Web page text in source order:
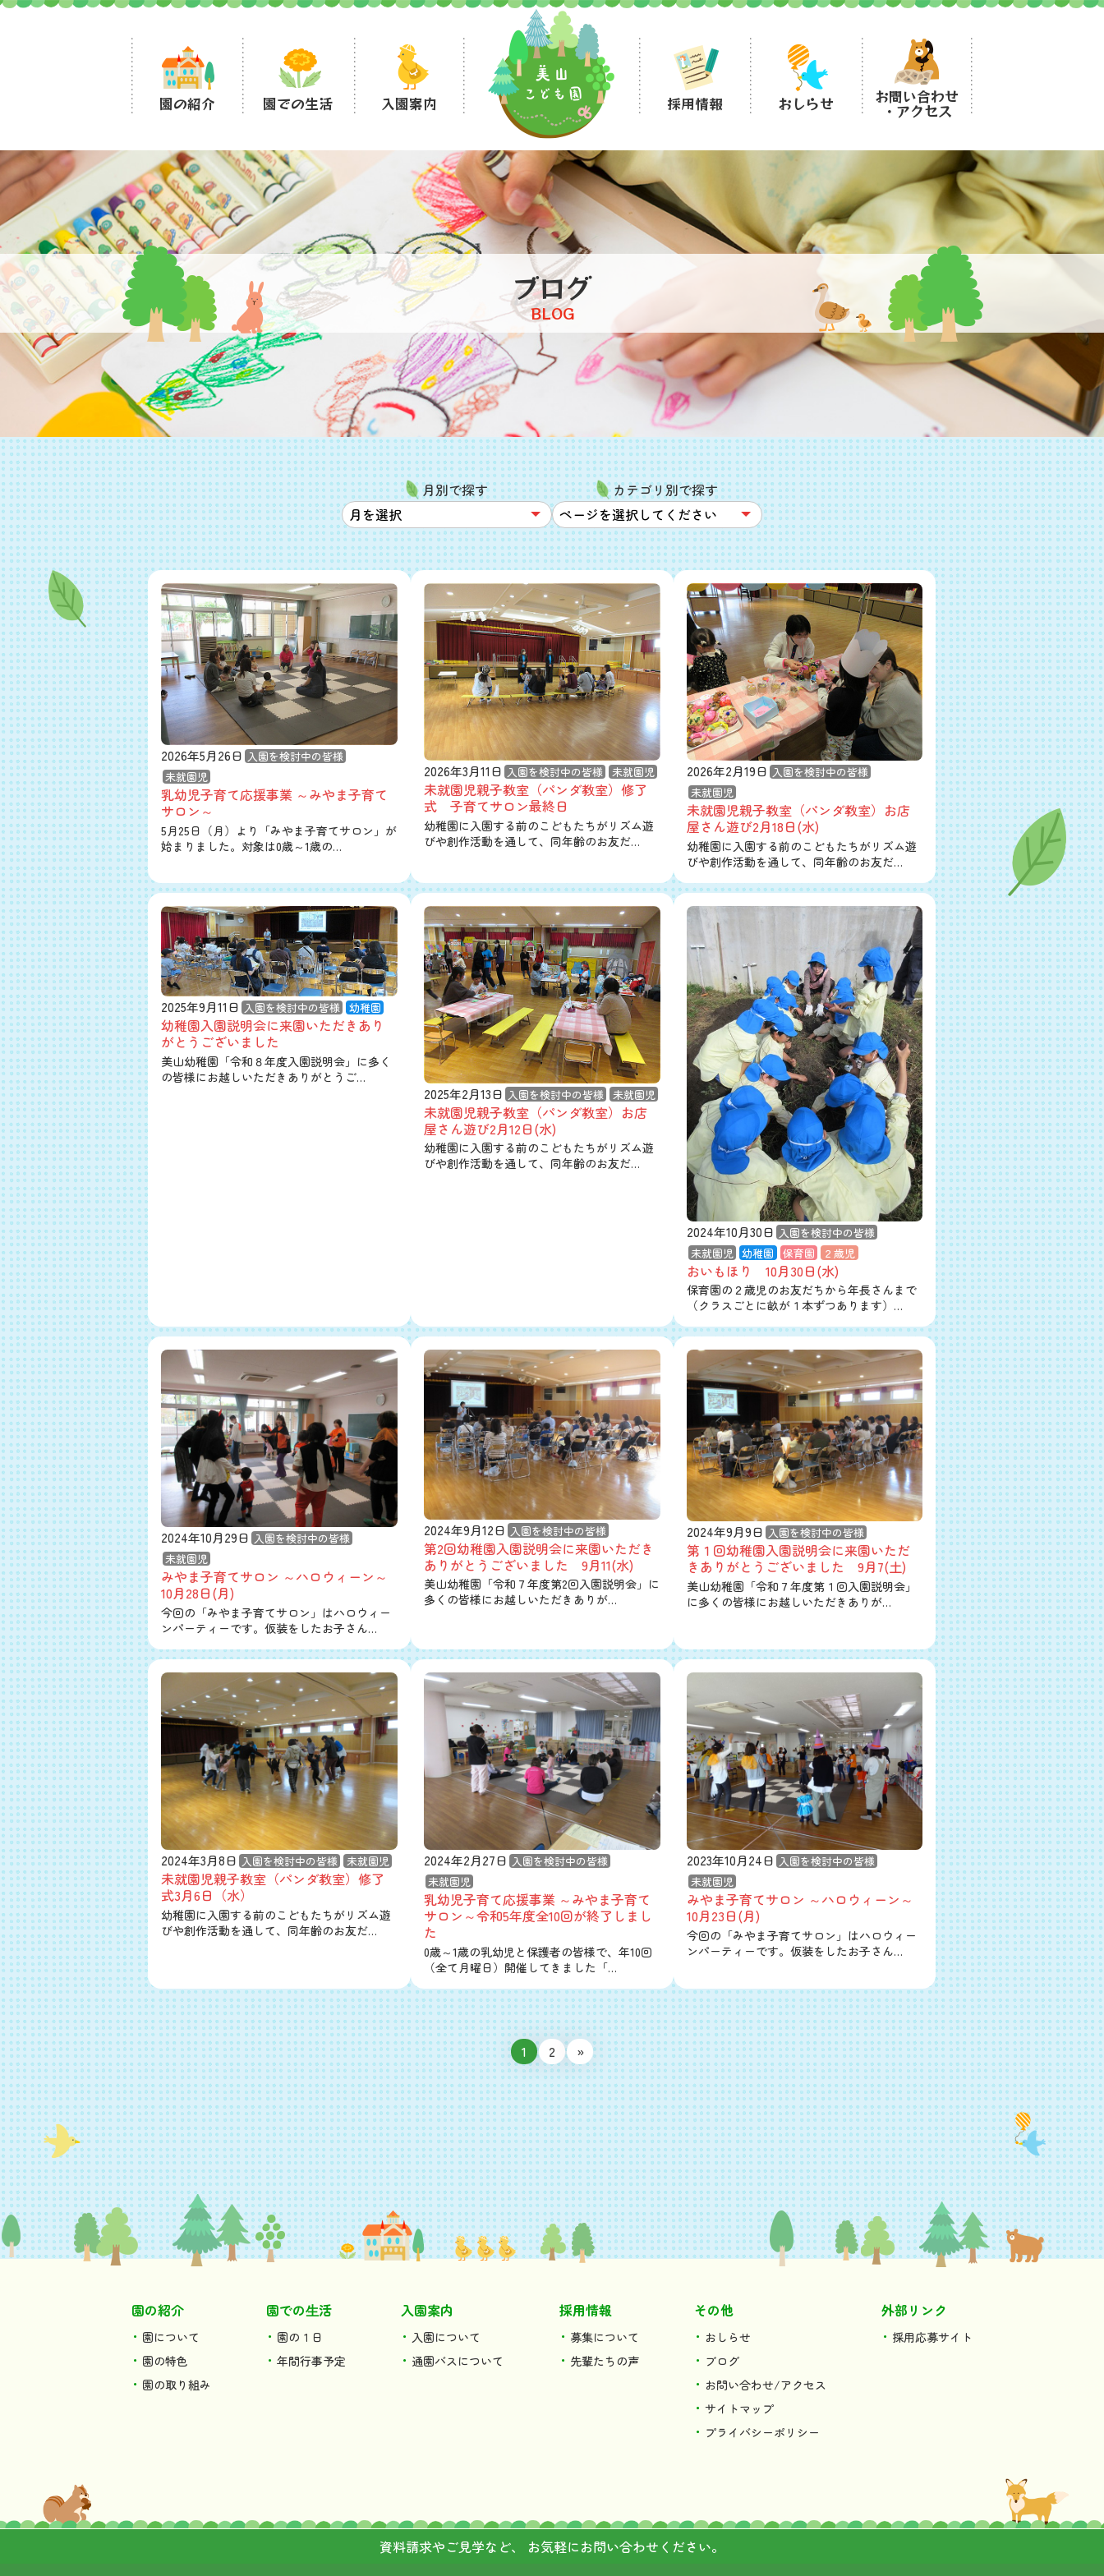
園の紹介 園での生活 入園案内 採用情報 おしらせ お問い合わせ
・アクセス
ブログ
BLOG
月別で探す カテゴリ別で探す
2026年5月26日 入園を検討中の皆様
未就園児
乳幼児子育て応援事業 ～みやま子育て
サロン～
5月25日（月）より「みやま子育てサロン」が
始まりました。対象は0歳～1歳の…
2026年3月11日 入園を検討中の皆様 未就園児
未就園児親子教室（パンダ教室）修了
式 子育てサロン最終日
幼稚園に入園する前のこどもたちがリズム遊
びや創作活動を通して、同年齢のお友だ…
2026年2月19日 入園を検討中の皆様
未就園児
未就園児親子教室（パンダ教室）お店
屋さん遊び2月18日(水)
幼稚園に入園する前のこどもたちがリズム遊
びや創作活動を通して、同年齢のお友だ…
2025年9月11日 入園を検討中の皆様 幼稚園
幼稚園入園説明会に来園いただきあり
がとうございました
美山幼稚園「令和８年度入園説明会」に多く
の皆様にお越しいただきありがとうご…
2025年2月13日 入園を検討中の皆様 未就園児
未就園児親子教室（パンダ教室）お店
屋さん遊び2月12日(水)
幼稚園に入園する前のこどもたちがリズム遊
びや創作活動を通して、同年齢のお友だ…
2024年10月30日 入園を検討中の皆様
未就園児 幼稚園 保育園 ２歳児
おいもほり 10月30日(水)
保育園の２歳児のお友だちから年長さんまで
（クラスごとに畝が１本ずつあります）…
2024年10月29日 入園を検討中の皆様
未就園児
みやま子育てサロン ～ハロウィーン～
10月28日(月)
今回の「みやま子育てサロン」はハロウィー
ンパーティーです。仮装をしたお子さん…
2024年9月12日 入園を検討中の皆様
第2回幼稚園入園説明会に来園いただき
ありがとうございました 9月11(水)
美山幼稚園「令和７年度第2回入園説明会」に
多くの皆様にお越しいただきありが…
2024年9月9日 入園を検討中の皆様
第１回幼稚園入園説明会に来園いただ
きありがとうございました 9月7(土)
美山幼稚園「令和７年度第１回入園説明会」
に多くの皆様にお越しいただきありが…
2024年3月8日 入園を検討中の皆様 未就園児
未就園児親子教室（パンダ教室）修了
式3月6日（水）
幼稚園に入園する前のこどもたちがリズム遊
びや創作活動を通して、同年齢のお友だ…
2024年2月27日 入園を検討中の皆様
未就園児
乳幼児子育て応援事業 ～みやま子育て
サロン～令和5年度全10回が終了しまし
た
0歳～1歳の乳幼児と保護者の皆様で、年10回
（全て月曜日）開催してきました「…
2023年10月24日 入園を検討中の皆様
未就園児
みやま子育てサロン ～ハロウィーン～
10月23日(月)
今回の「みやま子育てサロン」はハロウィー
ンパーティーです。仮装をしたお子さん…
1 2 »
園の紹介
園について
園の特色
園の取り組み
園での⽣活
園の１日
年間行事予定
入園案内
入園について
通園バスについて
採用情報
募集について
先輩たちの声
その他
おしらせ
ブログ
お問い合わせ/アクセス
サイトマップ
プライバシーポリシー
外部リンク
採用応募サイト
資料請求やご見学など、 お気軽にお問い合わせください。